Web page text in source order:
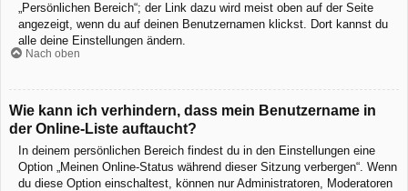
„Persönlichen Bereich“; der Link dazu wird meist oben auf der Seite
angezeigt, wenn du auf deinen Benutzernamen klickst. Dort kannst du
alle deine Einstellungen ändern.
Nach oben
Wie kann ich verhindern, dass mein Benutzername in
der Online-Liste auftaucht?
In deinem persönlichen Bereich findest du in den Einstellungen eine
Option „Meinen Online-Status während dieser Sitzung verbergen“. Wenn
du diese Option einschaltest, können nur Administratoren, Moderatoren